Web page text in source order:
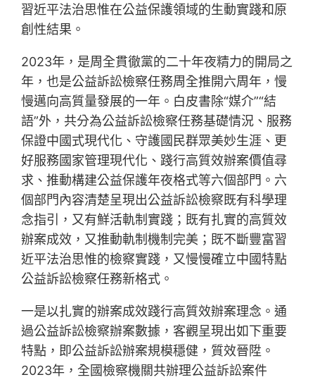
習近平法治思惟在公益保護領域的生動實踐和原
創性結果。
2023年，是周全貫徹黨的二十年夜精力的開局之
年，也是公益訴訟檢察任務周全推開六周年，慢
慢邁向高質量發展的一年。白皮書除“媒介”“結
語”外，共分為公益訴訟檢察任務基礎情況、服務
保證中國式現代化、守護國民群眾美妙生涯、更
好服務國家管理現代化、踐行高質效辦案價值尋
求、推動構建公益保護年夜格式等六個部門。六
個部門內容清楚呈現出公益訴訟檢察既有科學理
念指引，又有鮮活軌制實踐；既有扎實的高質效
辦案成效，又推動軌制機制完美；既不斷豐富習
近平法治思惟的檢察實踐，又慢慢確立中國特點
公益訴訟檢察任務新格式。
一是以扎實的辦案成效踐行高質效辦案理念。通
過公益訴訟檢察辦案數據，客觀呈現出如下重要
特點，即公益訴訟辦案規模穩健，質效晉陞。
2023年，全國檢察機關共辦理公益訴訟案件